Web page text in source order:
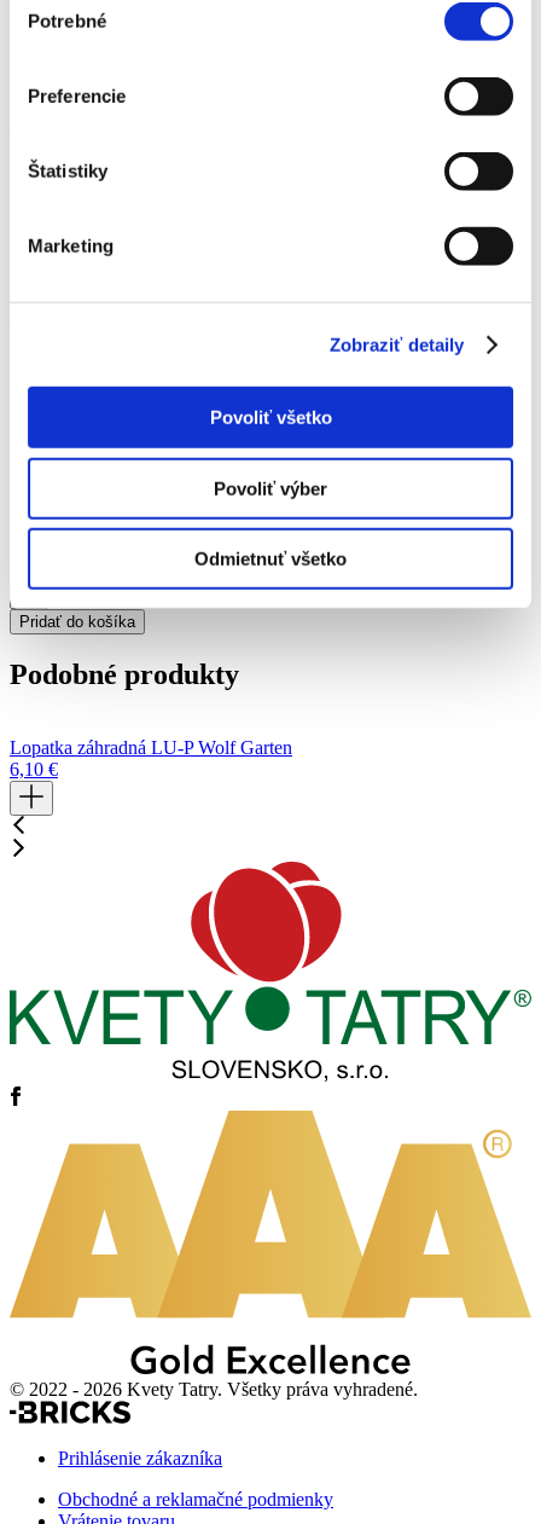
súhlasu
Potrebné
Preferencie
Štatistiky
Marketing
Zobraziť detaily
Povoliť všetko
Povoliť výber
Odmietnuť všetko
Produkty
Česáč na ovocie UP80
Ručné záhradné náradie
Drobné náradie
bez použitia náradia.
Vrecúško je z pevnej bavlny a rám z polyamidu.
21,50€
množstvo
Česáč
na
UP80
Pridať do košíka
Podobné produkty
Lopatka záhradná LU-P Wolf Garten
6,10 €
© 2022 - 2026 Kvety Tatry. Všetky práva vyhradené.
Prihlásenie zákazníka
Obchodné a reklamačné podmienky